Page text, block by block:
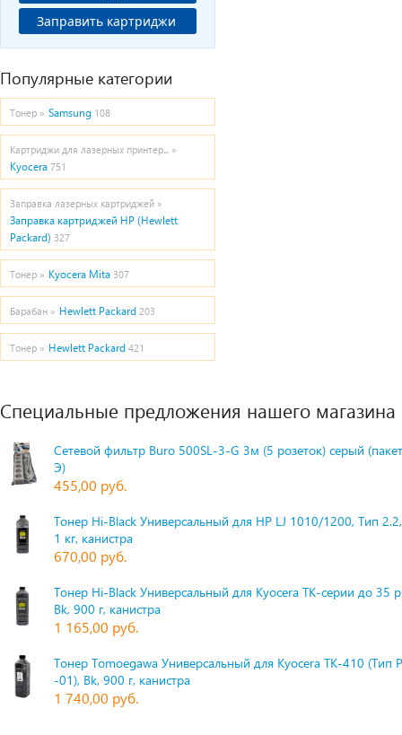
Заправить картриджи
Популярные категории
Тонер » Samsung 108
Картриджи для лазерных принтер... »
Kyocera 751
Заправка лазерных картриджей »
Заправка картриджей HP (Hewlett
Packard) 327
Тонер » Kyocera Mita 307
Барабан » Hewlett Packard 203
Тонер » Hewlett Packard 421
Специальные предложения нашего магазина
Сетевой фильтр Buro 500SL-3-G 3м (5 розеток) серый
Э)
455,00 руб.
Тонер Hi-Black Универсальный для HP LJ 1010/1200, Тип
1 кг, канистра
670,00 руб.
Тонер Hi-Black Универсальный для Kyocera TK-серии до 35
Bk, 900 г, канистра
1 165,00 руб.
Тонер Tomoegawa Универсальный для Kyocera TK-410 (Тип
-01), Bk, 900 г, канистра
1 740,00 руб.